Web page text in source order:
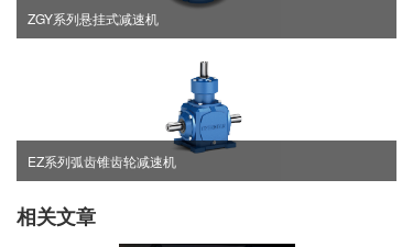
ZGY系列悬挂式减速机
EZ系列弧齿锥齿轮减速机
相关文章